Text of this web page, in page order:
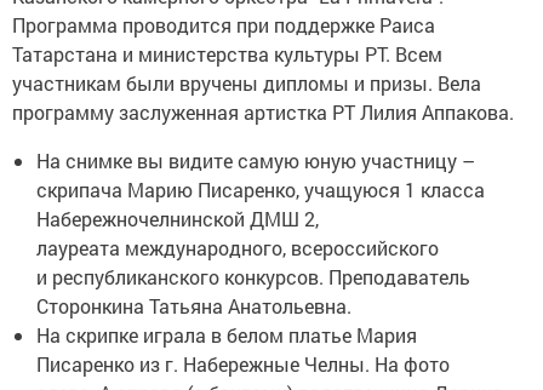
Программа проводится при поддержке Раиса
Татарстана и министерства культуры РТ. Всем
участникам были вручены дипломы и призы. Вела
программу заслуженная артистка РТ Лилия Аппакова.
На снимке вы видите самую юную участницу –
скрипача Марию Писаренко, учащуюся 1 класса
Набережночелнинской ДМШ 2,
лауреата международного, всероссийского
и республиканского конкурсов. Преподаватель
Сторонкина Татьяна Анатольевна.
На скрипке играла в белом платье Мария
Писаренко из г. Набережные Челны. На фото